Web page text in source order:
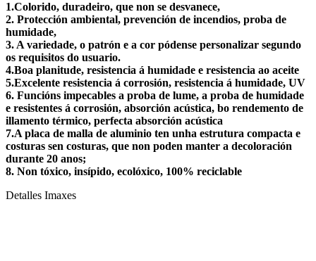
1.Colorido, duradeiro, que non se desvanece,
2. Protección ambiental, prevención de incendios, proba de
humidade,
3. A variedade, o patrón e a cor pódense personalizar segundo
os requisitos do usuario.
4.Boa planitude, resistencia á humidade e resistencia ao aceite
5.Excelente resistencia á corrosión, resistencia á humidade, UV
6. Funcións impecables a proba de lume, a proba de humidade
e resistentes á corrosión, absorción acústica, bo rendemento de
illamento térmico, perfecta absorción acústica
7.A placa de malla de aluminio ten unha estrutura compacta e
costuras sen costuras, que non poden manter a decoloración
durante 20 anos;
8. Non tóxico, insípido, ecolóxico, 100% reciclable
Detalles Imaxes